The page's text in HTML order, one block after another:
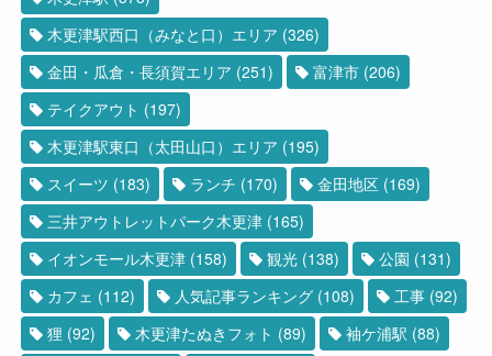
木更津駅西口（みなと口）エリア (326)
金田・瓜倉・長須賀エリア (251) 富津市 (206)
テイクアウト (197)
木更津駅東口（太田山口）エリア (195)
スイーツ (183) ランチ (170) 金田地区 (169)
三井アウトレットパーク木更津 (165)
イオンモール木更津 (158) 観光 (138) 公園 (131)
カフェ (112) 人気記事ランキング (108) 工事 (92)
狸 (92) 木更津たぬきフォト (89) 袖ケ浦駅 (88)